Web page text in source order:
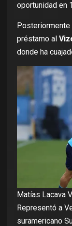
oportunidad en
préstamo al
donde ha
Matías Lacava
Representó a
suramericano